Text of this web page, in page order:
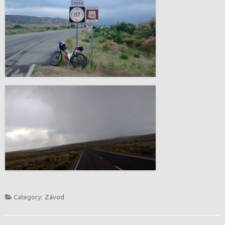
Category: Závod